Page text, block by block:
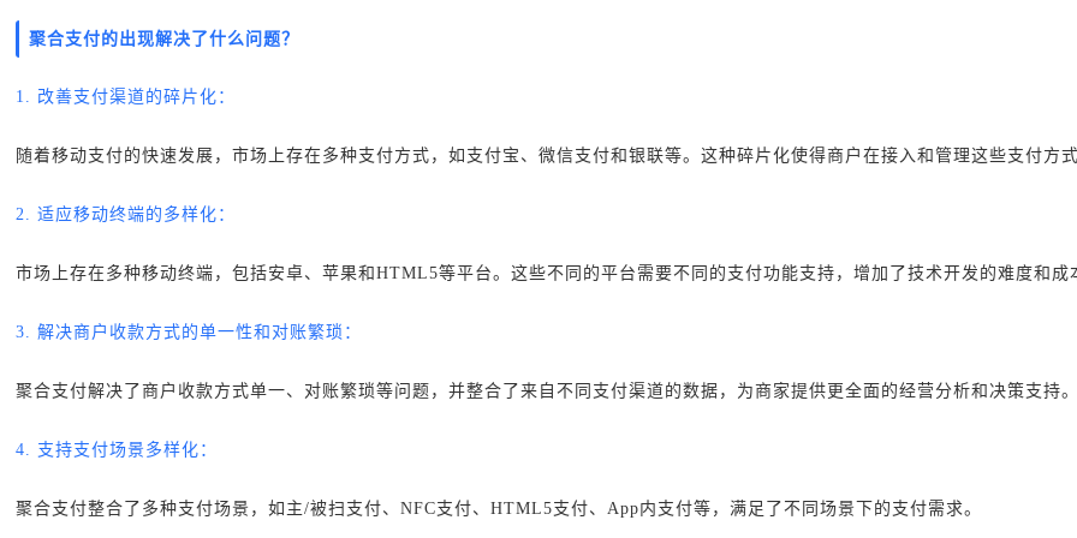
聚合支付的出现解决了什么问题？
1. 改善支付渠道的碎片化：
随着移动支付的快速发展，市场上存在多种支付方式，如支付宝、微信支付和银联等。这种碎片化使得商户在接入和管理这些支付方式
2. 适应移动终端的多样化：
市场上存在多种移动终端，包括安卓、苹果和HTML5等平台。这些不同的平台需要不同的支付功能支持，增加了技术开发的难度和成
3. 解决商户收款方式的单一性和对账繁琐：
聚合支付解决了商户收款方式单一、对账繁琐等问题，并整合了来自不同支付渠道的数据，为商家提供更全面的经营分析和决策支持。
4. 支持支付场景多样化：
聚合支付整合了多种支付场景，如主/被扫支付、NFC支付、HTML5支付、App内支付等，满足了不同场景下的支付需求。